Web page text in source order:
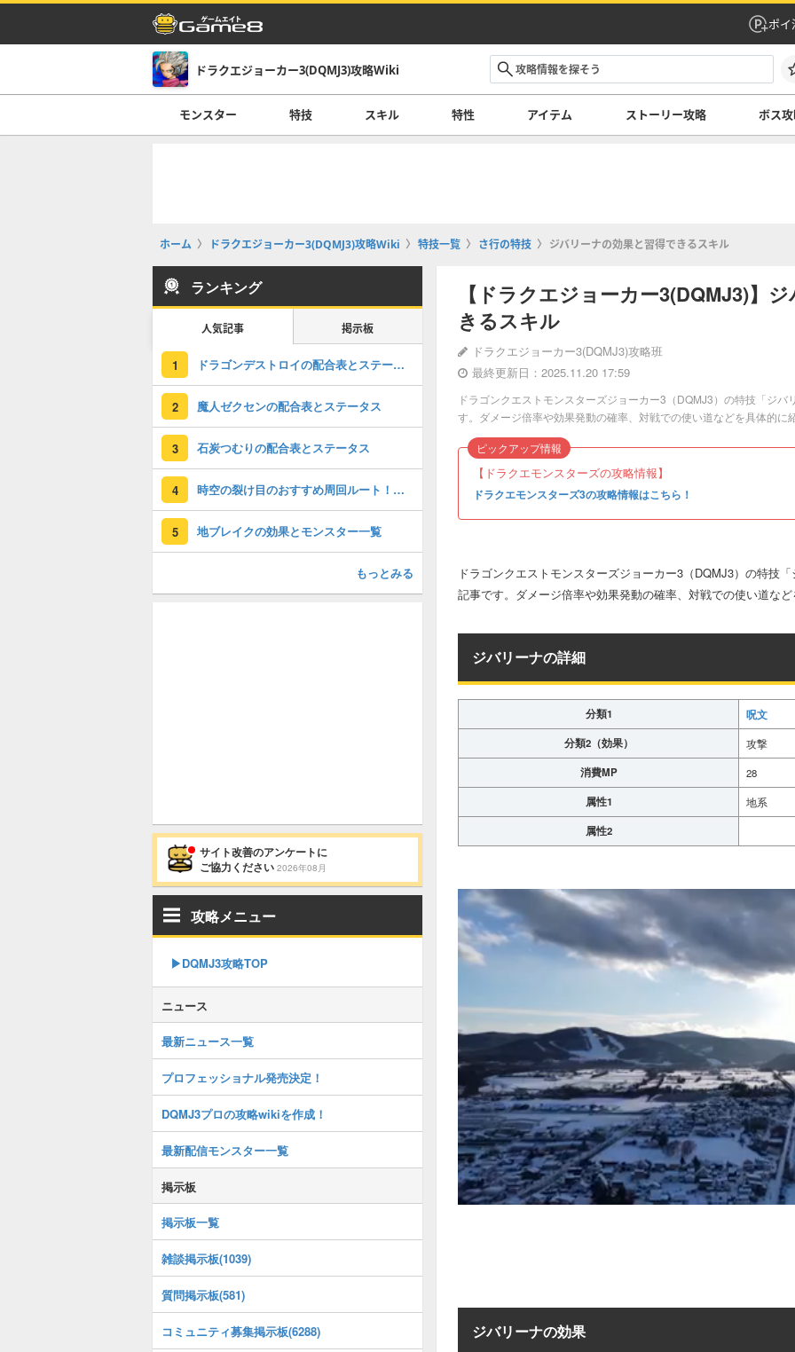
ポイ
ドラクエジョーカー3(DQMJ3)攻略Wiki
モンスター 特技 スキル 特性 アイテム ストーリー攻略 ボス
ホーム ドラクエジョーカー3(DQMJ3)攻略Wiki 特技一覧 さ行の特技 ジバリーナの効果と習得できるスキル
【ドラクエジョーカー3(DQMJ3)】
きるスキル
ドラクエジョーカー3(DQMJ3)攻略班
最終更新日：2025.11.20 17:59
ドラゴンクエストモンスターズジョーカー3（DQMJ3）の特技「ジ
す。ダメージ倍率や効果発動の確率、対戦での使い道などを具体的に
【ドラクエモンスターズの攻略情報】
ドラクエモンスターズ3の攻略情報はこちら！
ピックアップ情報
ドラゴンクエストモンスターズジョーカー3（DQMJ3）の特技
記事です。ダメージ倍率や効果発動の確率、対戦での使い道な
ジバリーナの詳細
分類1 呪文
分類2（効果） 攻撃
消費MP 28
属性1 地系
属性2
ジバリーナの効果
ランキング
人気記事 掲示板
1 ドラゴンデストロイの配合表とステータス
2 魔人ゼクセンの配合表とステータス
3 石炭つむりの配合表とステータス
4 時空の裂け目のおすすめ周回ルート！異世界の魔王を手に入れよう！
5 地ブレイクの効果とモンスター一覧
もっとみる
サイト改善のアンケートに
ご協力ください 2026年08月
攻略メニュー
▶︎DQMJ3攻略TOP
ニュース
最新ニュース一覧
プロフェッショナル発売決定！
DQMJ3プロの攻略wikiを作成！
最新配信モンスター一覧
掲示板
掲示板一覧
雑談掲示板(1039)
質問掲示板(581)
コミュニティ募集掲示板(6288)